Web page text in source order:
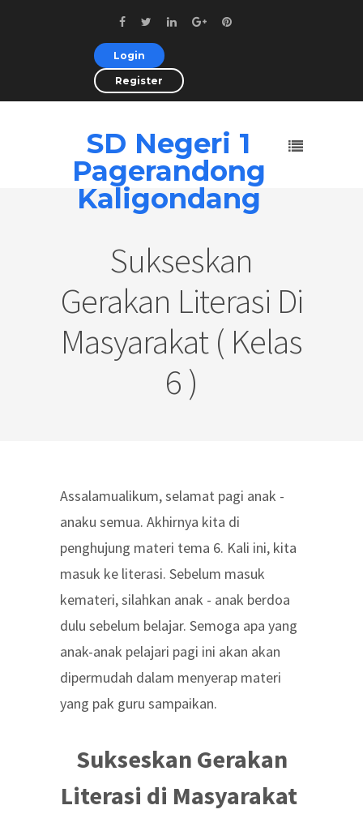
Login
Register
SD Negeri 1
Pagerandong
Kaligondang
Sukseskan
Gerakan Literasi Di
Masyarakat ( Kelas
6 )
Assalamualikum, selamat pagi anak -
anaku semua. Akhirnya kita di
penghujung materi tema 6. Kali ini, kita
masuk ke literasi. Sebelum masuk
kemateri, silahkan anak - anak berdoa
dulu sebelum belajar. Semoga apa yang
anak-anak pelajari pagi ini akan akan
dipermudah dalam menyerap materi
yang pak guru sampaikan.
Sukseskan Gerakan
Literasi di Masyarakat